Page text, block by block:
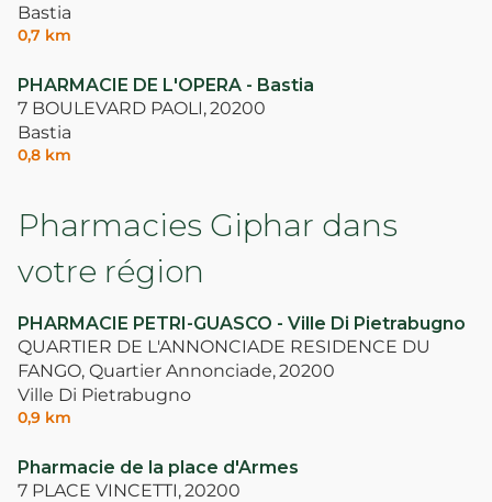
Bastia
0,7 km
PHARMACIE DE L'OPERA - Bastia
7 BOULEVARD PAOLI,20200
Bastia
0,8 km
Pharmacies Giphar dans
votre région
PHARMACIE PETRI-GUASCO - Ville Di Pietrabugno
QUARTIER DE L'ANNONCIADE RESIDENCE DU
FANGO, Quartier Annonciade,20200
Ville Di Pietrabugno
0,9 km
Pharmacie de la place d'Armes
7 PLACE VINCETTI,20200